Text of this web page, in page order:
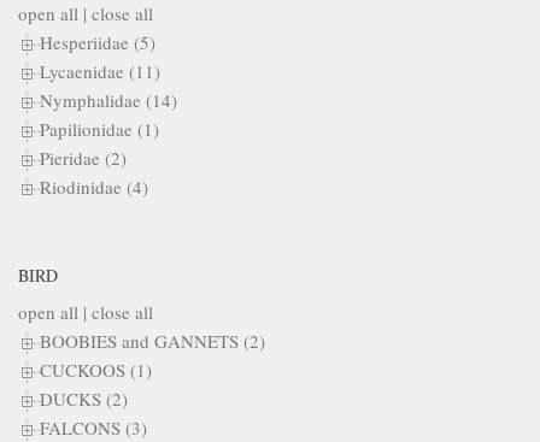
open all | close all
Hesperiidae (5)
Lycaenidae (11)
Nymphalidae (14)
Papilionidae (1)
Pieridae (2)
Riodinidae (4)
BIRD
open all | close all
BOOBIES and GANNETS (2)
CUCKOOS (1)
DUCKS (2)
FALCONS (3)